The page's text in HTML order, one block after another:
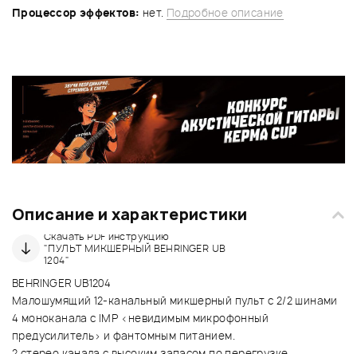
Процессор эффектов: нет. Подробное описание
Описание и характеристики
Скачать PDF инструкцию
"ПУЛЬТ МИКШЕРНЫЙ BEHRINGER UB
1204"
BEHRINGER UB1204
Малошумящий 12-канальный микшерный пульт с 2/2 шинами
4 моноканала с IMP <невидимым микрофонный
предусилитель> и фантомным питанием.